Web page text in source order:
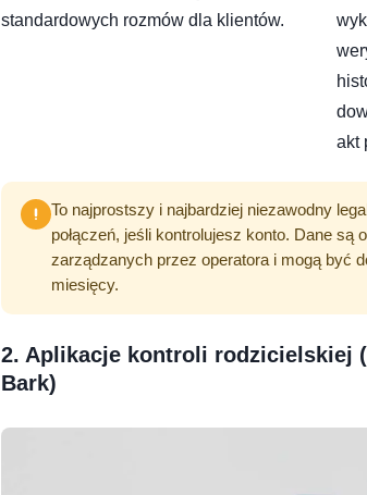
standardowych rozmów dla klientów.
akt
To najprostszy i najbardziej niezawodny
połączeń, jeśli kontrolujesz konto. Dane są
zarządzanych przez operatora i mogą być
miesięcy.
2. Aplikacje kontroli rodzicielskiej
Bark)